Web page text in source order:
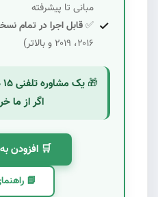
مبانی تا پیشرفته
✅قابل اجرا در تمام
۲۰۱۶، ۲۰۱۹ و بالاتر)
🎁
اگر از ما
🛒 افزودن
📘